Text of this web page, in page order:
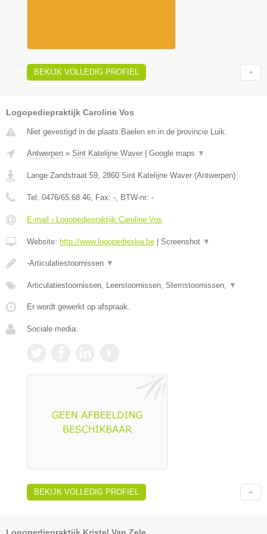
BEKIJK VOLLEDIG PROFIEL
Logopediepraktijk Caroline Vos
Niet gevestigd in de plaats Baelen en in de provincie Luik.
Antwerpen » Sint Katelijne Waver Google maps ▼
Lange Zandstraat 59, 2860 Sint Katelijne Waver (Antwerpen)
Tel: 0476/65.68.46, Fax: -, BTW-nr: -
E-mail › Logopediepraktijk Caroline Vos
Website: http://www.logopedieskw.be Screenshot ▼
-Articulatiestoornissen ▼
Articulatiestoornissen, Leerstoornissen, Stemstoornissen, ▼
Er wordt gewerkt op afspraak.
Sociale media:
BEKIJK VOLLEDIG PROFIEL
Logopediepraktijk Kristel Van Zele